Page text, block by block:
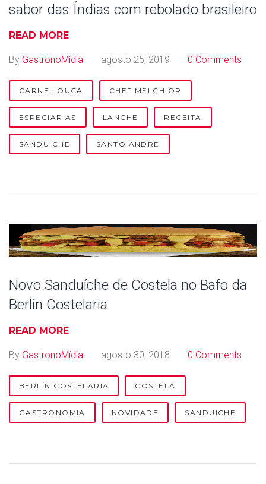
sabor das Índias com rebolado brasileiro
READ MORE
By GastronoMídia agosto 25, 2019 0 Comments
CARNE LOUCA CHEF MELCHIOR
ESPECIARIAS LANCHE RECEITA
SANDUICHE SANTO ANDRÉ
Novo Sanduíche de Costela no Bafo da
Berlin Costelaria
READ MORE
By GastronoMídia agosto 30, 2018 0 Comments
BERLIN COSTELARIA COSTELA
GASTRONOMIA NOVIDADE SANDUICHE